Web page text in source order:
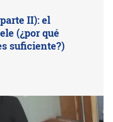
II): el
(¿por qué
suficiente?)